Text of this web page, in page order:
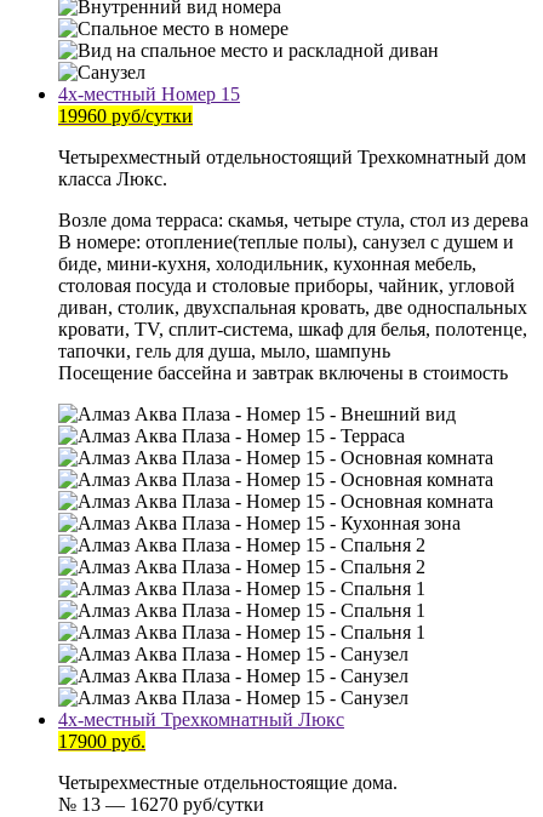
4х-местный Номер 15
19960 руб/сутки
Четырехместный отдельностоящий Трехкомнатный дом
класса Люкс.
Возле дома терраса: скамья, четыре стула, стол из дерева
В номере: отопление(теплые полы), санузел с душем и
биде, мини-кухня, холодильник, кухонная мебель,
столовая посуда и столовые приборы, чайник, угловой
диван, столик, двухспальная кровать, две односпальных
кровати, TV, сплит-система, шкаф для белья, полотенце,
тапочки, гель для душа, мыло, шампунь
Посещение бассейна и завтрак включены в стоимость
4х-местный Трехкомнатный Люкс
17900 руб.
Четырехместные отдельностоящие дома.
№ 13 — 16270 руб/сутки